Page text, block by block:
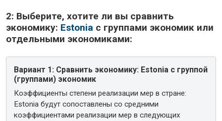
2: Выберите, хотите ли вы сравнить
экономику: Estonia с группами экономик или
отдельными экономиками:
Вариант 1: Сравнить экономику: Estonia с группой
(группами) экономик
Коэффициенты степени реализации мер в стране:
Estonia будут сопоставлены со средними
коэффициентами реализации мер в следующих